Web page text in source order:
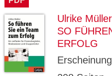
Ulrike Müller
SO
ERFOLG